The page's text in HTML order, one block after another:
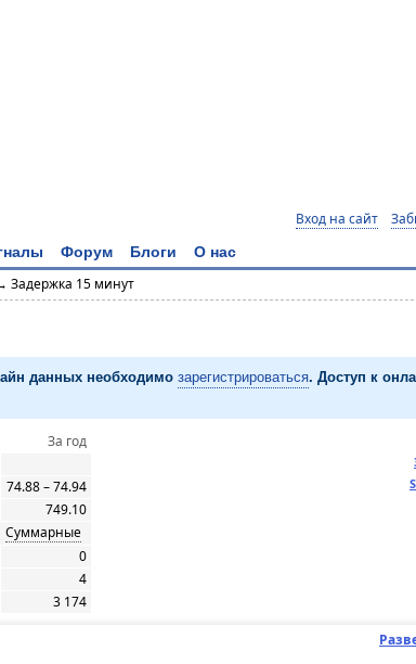
Вход на сайт
Форум Блоги О нас
Задержка 15 минут
данных необходимо зарегистрироваться. Доступ к
За год
74.88 – 74.94
749.10
Суммарные
0
4
3 174